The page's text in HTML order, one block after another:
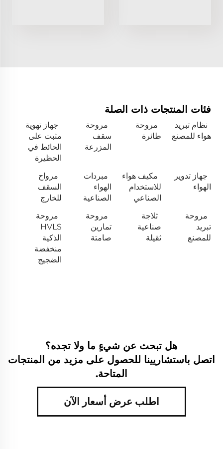
فئات المنتجات ذات الصلة
نظام تبريد
هواء للمصنع
مروحة
طائرة
مروحة
سقف
المزرعة
جهاز تهوية
مثبت على
الحائط في
الحظيرة
جهاز تدوير
الهواء
مكيف هواء
للاستخدام
الصناعي
مبردات
الهواء
الصناعية
مرواح
السقف
للخارج
مروحة
تبريد
للمصنع
ثلاجة
صناعية
ثقيلة
مروحة
تمارين
صامتة
مروحة
HVLS
الذكية
منخفضة
الضجيج
هل تبحث عن شيءٍ ما ولا تجده؟
اتصل باستشاريينا للحصول على مزيد من المنتجات
المتاحة.
اطلب عرض أسعار الآن